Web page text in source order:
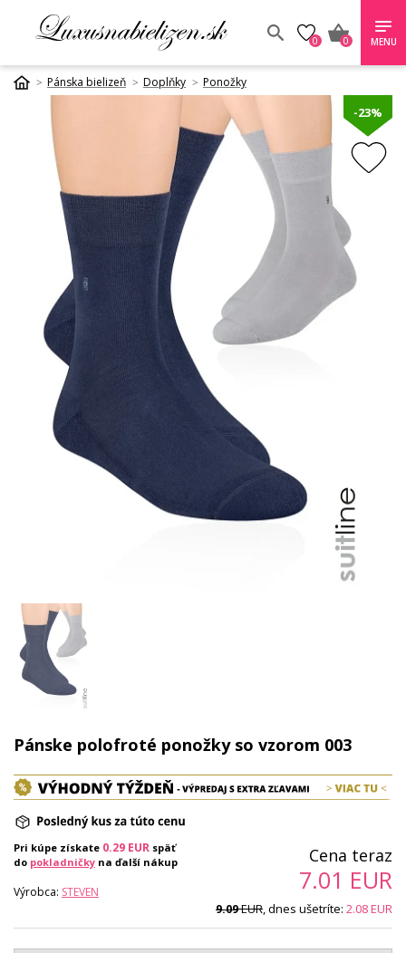
0 0 MENU
Pánska bielizeň Doplňky Ponožky
-23%
Pánske polofroté ponožky so vzorom 003
Pri kúpe získate 0.29 EUR späť
do pokladničky na ďalší nákup
Výrobca: STEVEN
Cena teraz
7.01 EUR
9.09EUR, dnes ušetríte: 2.08EUR